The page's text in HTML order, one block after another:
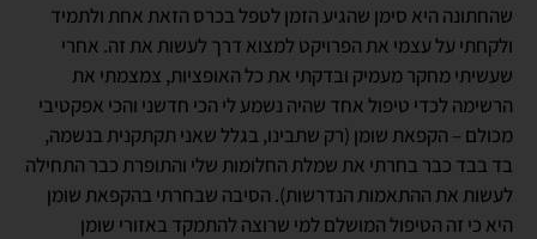
שהחתונה היא סימן שהגיע הזמן לטפל בכרס הזאת אחת ולתמיד
ולקחתי על עצמי את הפרויקט למצוא דרך לעשות את זה. אחרי
שעשיתי מחקר מעמיק ובדקתי את כל האופציות, צמצמתי את
הרשימה לכדי טיפול אחד שהיה נשמע לי הכי חדשני והכי אפקטיבי
מכולם – הקפאת שומן (רק שתבינו, בגלל שאני תקתקנית בנשמה,
בד בבד כבר בחרתי את שמלת החלומות שלי והתופרת כבר התחילה
לעשות את ההתאמות הנדרשות). הסיבה שבחרתי בהקפאת שומן
היא כי זה הטיפול המושלם למי שרוצה להתמקד באזורי שומן